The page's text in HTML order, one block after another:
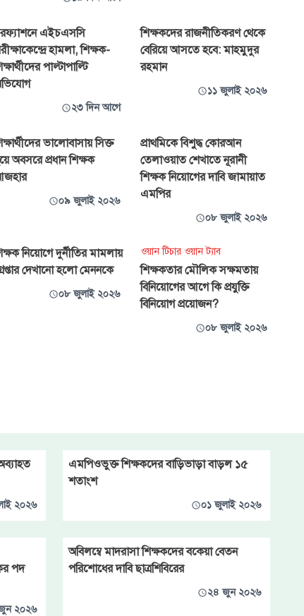
এইচএসসি
হামলা, শিক্ষক-
পাল্টাপাল্টি
২৩ দিন আগে
শিক্ষকদের রাজনীতিকরণ থেকে
বেরিয়ে আসতে হবে: মাহমুদুর
রহমান
১১ জুলাই ২০২৬
ভালোবাসায় সিক্ত
অবসরে প্রধান শিক্ষক
০৯ জুলাই ২০২৬
প্রাথমিকে বিশুদ্ধ কোরআন
তেলাওয়াত শেখাতে নূরানী
শিক্ষক নিয়োগের দাবি জামায়াত
এমপির
০৮ জুলাই ২০২৬
নিয়োগে দুর্নীতির মামলায়
দেখানো হলো মেননকে
০৮ জুলাই ২০২৬
ওয়ান টিচার ওয়ান ট্যাব
শিক্ষকতার মৌলিক সক্ষমতায়
বিনিয়োগের আগে কি প্রযুক্তি
বিনিয়োগ প্রয়োজন?
০৮ জুলাই ২০২৬
২০২৬
এমপিওভুক্ত শিক্ষকদের বাড়িভাড়া বাড়ল ১৫
শতাংশ
০১ জুলাই ২০২৬
পদ
২০২৬
অবিলম্বে মাদরাসা শিক্ষকদের বকেয়া বেতন
পরিশোধের দাবি ছাত্রশিবিরের
২৪ জুন ২০২৬